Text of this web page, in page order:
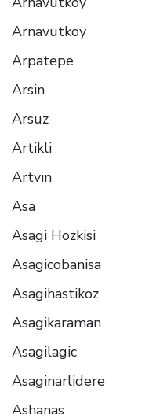
Arnavutkoy
Arpatepe
Arsin
Arsuz
Artikli
Artvin
Asa
Asagi Hozkisi
Asagicobanisa
Asagihastikoz
Asagikaraman
Asagilagic
Asaginarlidere
Ashanas